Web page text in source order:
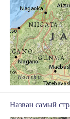
Назван самый